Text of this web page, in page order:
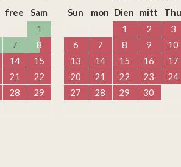
free
Sam
1
7
8
14
15
21
22
28
29
Sun
mon Dien mitt Thu
1
2 3
6
7 8 9 10
13
14 15 16 17
20
21 22 23 24
27
28 29 30